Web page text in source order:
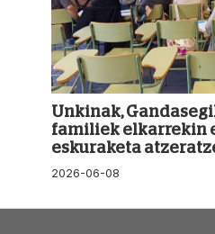
Unkinak,
familiek elkarrekin
eskuraketa
2026-06-08